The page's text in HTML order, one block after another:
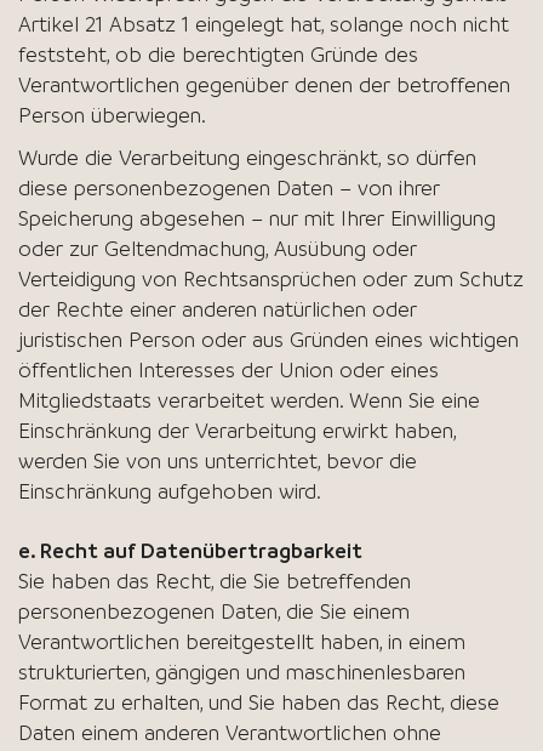
Artikel 21 Absatz 1 eingelegt hat, solange noch nicht
feststeht, ob die berechtigten Gründe des
Verantwortlichen gegenüber denen der betroffenen
Person überwiegen.
Wurde die Verarbeitung eingeschränkt, so dürfen
diese personenbezogenen Daten – von ihrer
Speicherung abgesehen – nur mit Ihrer Einwilligung
oder zur Geltendmachung, Ausübung oder
Verteidigung von Rechtsansprüchen oder zum Schutz
der Rechte einer anderen natürlichen oder
juristischen Person oder aus Gründen eines wichtigen
öffentlichen Interesses der Union oder eines
Mitgliedstaats verarbeitet werden. Wenn Sie eine
Einschränkung der Verarbeitung erwirkt haben,
werden Sie von uns unterrichtet, bevor die
Einschränkung aufgehoben wird.
e. Recht auf Datenübertragbarkeit
Sie haben das Recht, die Sie betreffenden
personenbezogenen Daten, die Sie einem
Verantwortlichen bereitgestellt haben, in einem
strukturierten, gängigen und maschinenlesbaren
Format zu erhalten, und Sie haben das Recht, diese
Daten einem anderen Verantwortlichen ohne